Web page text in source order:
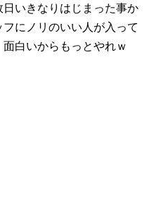
いきなりはじまった事か
にノリのいい人が入って
白いからもっとやれｗ